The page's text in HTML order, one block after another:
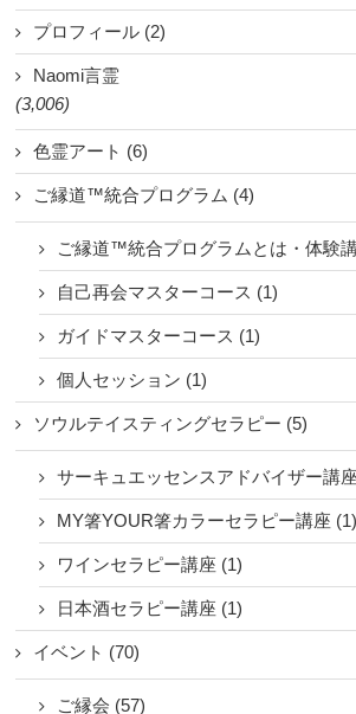
プロフィール (2)
Naomi言霊
(3,006)
色霊アート (6)
ご縁道™統合プログラム (4)
ご縁道™統合プログラムとは・体験
自己再会マスターコース (1)
ガイドマスターコース (1)
個人セッション (1)
ソウルテイスティングセラピー (5)
サーキュエッセンスアドバイザー講
MY箸YOUR箸カラーセラピー講座 (1)
ワインセラピー講座 (1)
日本酒セラピー講座 (1)
イベント (70)
ご縁会 (57)